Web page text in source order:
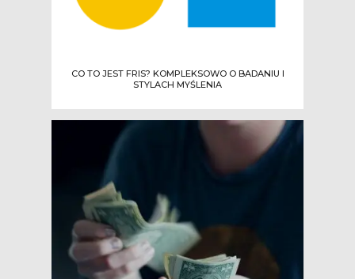
CO TO JEST FRIS? KOMPLEKSOWO O BADANIU I
STYLACH MYŚLENIA